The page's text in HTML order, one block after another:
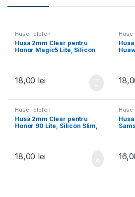
Huse Telefon
Husa 2mm Clear pentru
Honor Magic5 Lite, Silicon
18,00 lei
Huse
Huse Telefon
Husa 2mm Clear pentru
Honor 90 Lite, Silicon Slim,
18,00 lei
Huse